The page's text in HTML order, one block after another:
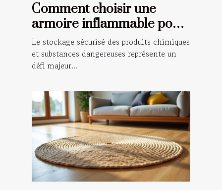
Comment choisir une
armoire inflammable pour
la sécurité de votre
entreprise
Le stockage sécurisé des produits chimiques
et substances dangereuses représente un
défi majeur...